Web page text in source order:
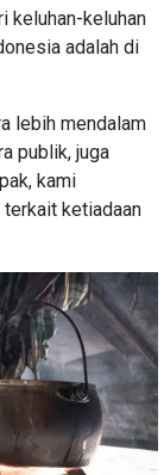
keluhan-keluhan
adalah di
lebih mendalam
publik, juga
kami
terkait ketiadaan